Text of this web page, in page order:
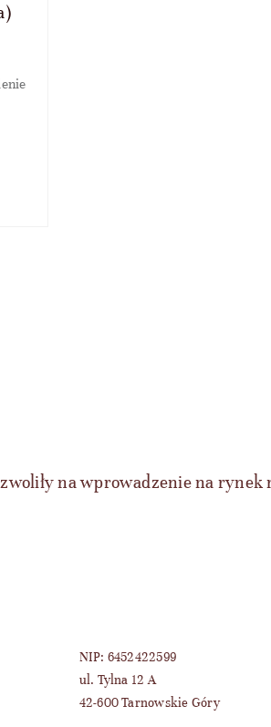
na wprowadzenie na
NIP: 6452422599
ul. Tylna 12 A
42-600 Tarnowskie Góry